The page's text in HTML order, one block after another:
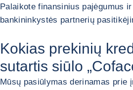
Palaikote finansinius pajėgumus
bankininkystės partnerių
Kokias prekinių
sutartis siūlo
Mūsų pasiūlymas derinamas prie